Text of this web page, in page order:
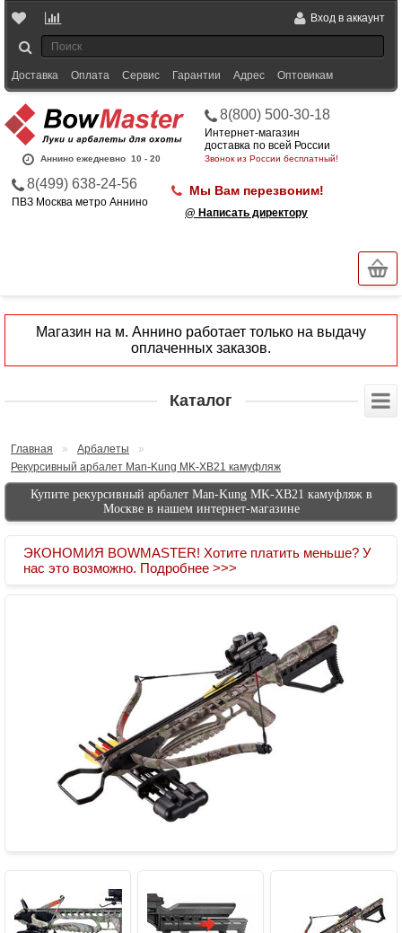
Вход в аккаунт
Доставка Оплата Сервис Гарантии Адрес Оптовикам
Аннино ежедневно 10 - 20
8(800) 500-30-18
Интернет-магазин
доставка по всей России
Звонок из России бесплатный!
8(499) 638-24-56
ПВЗ Москва метро Аннино
Мы Вам перезвоним!
@ Написать директору
Магазин на м. Аннино работает только на выдачу
оплаченных заказов.
Каталог
Главная » Арбалеты
»
Рекурсивный арбалет Man-Kung MK-XB21 камуфляж
Купите рекурсивный арбалет Man-Kung MK-XB21 камуфляж в
Москве в нашем интернет-магазине
ЭКОНОМИЯ BOWMASTER! Хотите платить меньше? У
нас это возможно. Подробнее >>>